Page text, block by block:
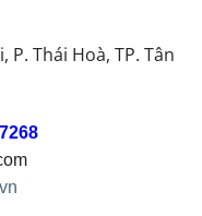
P. Thái Hoà, TP. Tân